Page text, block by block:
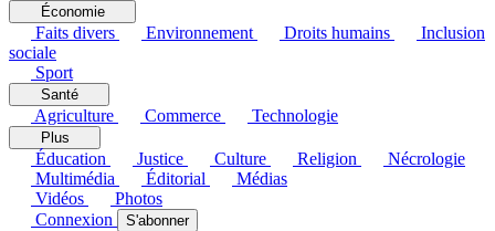
Économie
Faits divers Environnement Droits humains
Inclusion
sociale
Sport
Santé
Agriculture Commerce Technologie
Plus
Éducation Justice Culture Religion
Nécrologie
Multimédia
Éditorial
Médias
Vidéos
Photos
Connexion
S'abonner